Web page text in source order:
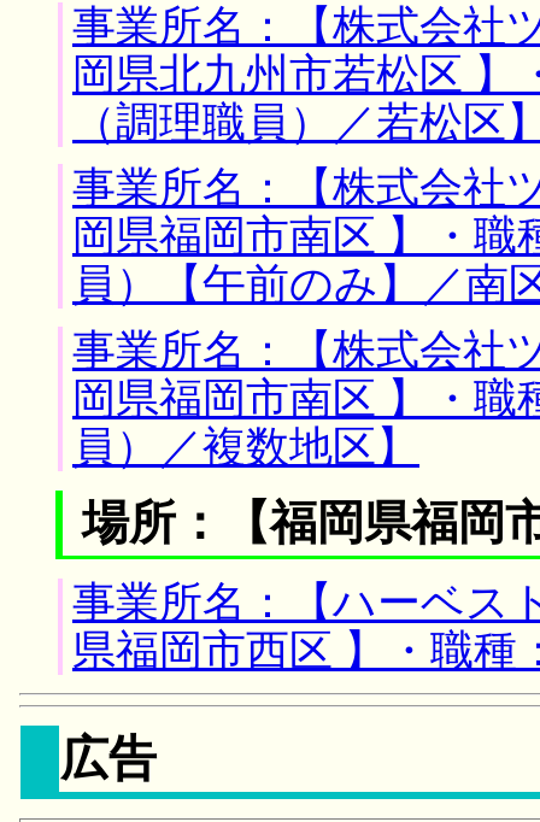
事業所名：【株式会
岡県北九州市若松区
（調理職員）／若松区
事業所名：【株式会
岡県福岡市南区 】・
員）【午前のみ】／南
事業所名：【株式会
岡県福岡市南区 】・
員）／複数地区】
場所：【福岡県福岡
事業所名：【ハーベ
県福岡市西区 】・職種
広告